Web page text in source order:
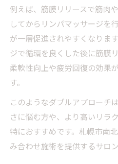
例えば、筋膜リリースで筋肉
してからリンパマッサージを
が一層促進されやすくなりま
ジで循環を良くした後に筋膜
柔軟性向上や疲労回復の効果
す。
このようなダブルアプローチ
さに悩む方や、より高いリラ
特におすすめです。札幌市南
み合わせ施術を提供するサロ